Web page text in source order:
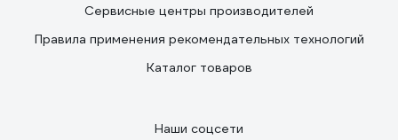
Сервисные центры производителей
Правила применения рекомендательных технологий
Каталог товаров
Наши соцсети